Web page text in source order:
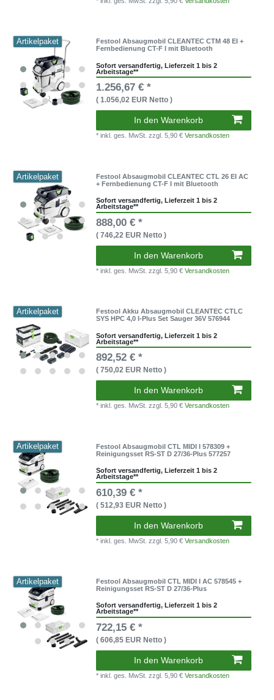
Artikelpaket
Festool Absaugmobil CLEANTEC CTM 48 EI +
Fernbedienung CT-F I mit Bluetooth
Sofort versandfertig, Lieferzeit 1 bis 2
Arbeitstage**
1.256,67 € *
( 1.056,02 EUR Netto )
In den Warenkorb
* inkl. ges. MwSt.zzgl. 5,90 €Versandkosten
Artikelpaket
Festool Absaugmobil CLEANTEC CTL 26 EI AC
+ Fernbedienung CT-F I mit Bluetooth
Sofort versandfertig, Lieferzeit 1 bis 2
Arbeitstage**
888,00 € *
( 746,22 EUR Netto )
In den Warenkorb
* inkl. ges. MwSt.zzgl. 5,90 €Versandkosten
Artikelpaket
Festool Akku Absaugmobil CLEANTEC CTLC
SYS HPC 4,0 I-Plus Set Sauger 36V 576944
Sofort versandfertig, Lieferzeit 1 bis 2
Arbeitstage**
892,52 € *
( 750,02 EUR Netto )
In den Warenkorb
* inkl. ges. MwSt.zzgl. 5,90 €Versandkosten
Artikelpaket
Festool Absaugmobil CTL MIDI I 578309 +
Reinigungsset RS-ST D 27/36-Plus 577257
Sofort versandfertig, Lieferzeit 1 bis 2
Arbeitstage**
610,39 € *
( 512,93 EUR Netto )
In den Warenkorb
* inkl. ges. MwSt.zzgl. 5,90 €Versandkosten
Artikelpaket
Festool Absaugmobil CTL MIDI I AC 578545 +
Reinigungsset RS-ST D 27/36-Plus
Sofort versandfertig, Lieferzeit 1 bis 2
Arbeitstage**
722,15 € *
( 606,85 EUR Netto )
In den Warenkorb
* inkl. ges. MwSt.zzgl. 5,90 €Versandkosten